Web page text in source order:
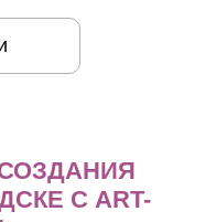
С ART-